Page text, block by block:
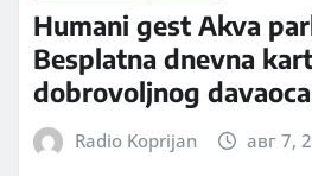
Humani gest Akva
Besplatna dnevna
dobrovoljnog
Radio Koprijan авг 7,